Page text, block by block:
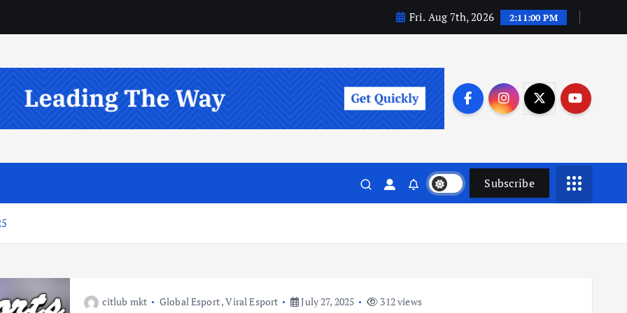
Fri. Aug 7th, 2026 2:11:01 PM
Subscribe
citlub mkt Global Esport,Viral Esport July 27, 2025 312 views